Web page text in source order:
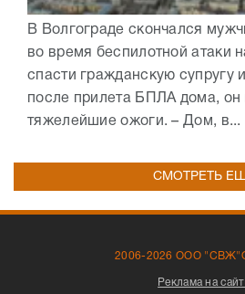
В Волгограде скончался
во время беспилотной атаки
спасти гражданскую супругу
после прилета БПЛА дома, он
тяжелейшие ожоги. – Дом, в...
СМОТРЕТЬ
2006-2026 ООО
Реклама на